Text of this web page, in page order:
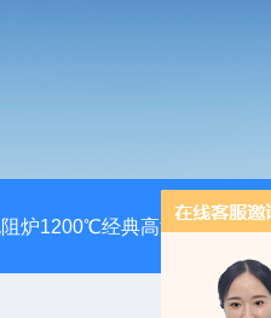
炉1200℃经典高温马弗炉